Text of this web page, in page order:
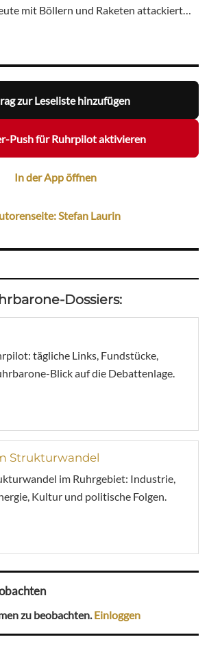
mit Böllern und Raketen attackiert…
zur Leseliste hinzufügen
Push für Ruhrpilot aktivieren
In der App öffnen
Stefan Laurin
Dossiers:
tägliche Links, Fundstücke,
Blick auf die Debattenlage.
Strukturwandel
im Ruhrgebiet: Industrie,
Kultur und politische Folgen.
zu beobachten.Einloggen